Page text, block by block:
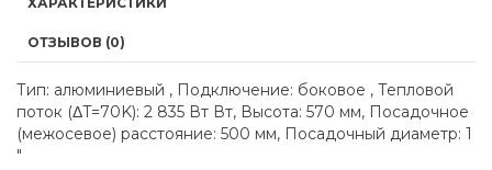
ОТЗЫВОВ (0)
Тип: алюминиевый , Подключение: боковое , Тепловой
поток (ΔT=70K): 2 835 Вт Вт, Высота: 570 мм, Посадочное
(межосевое) расстояние: 500 мм, Посадочный диаметр: 1
"